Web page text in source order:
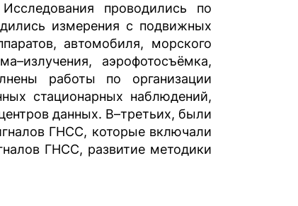
проводились по
измерения с подвижных
автомобиля, морского
аэрофотосъёмка,
работы по организации
стационарных наблюдений,
данных. В–третьих, были
ГНСС, которые включали
ГНСС, развитие методики